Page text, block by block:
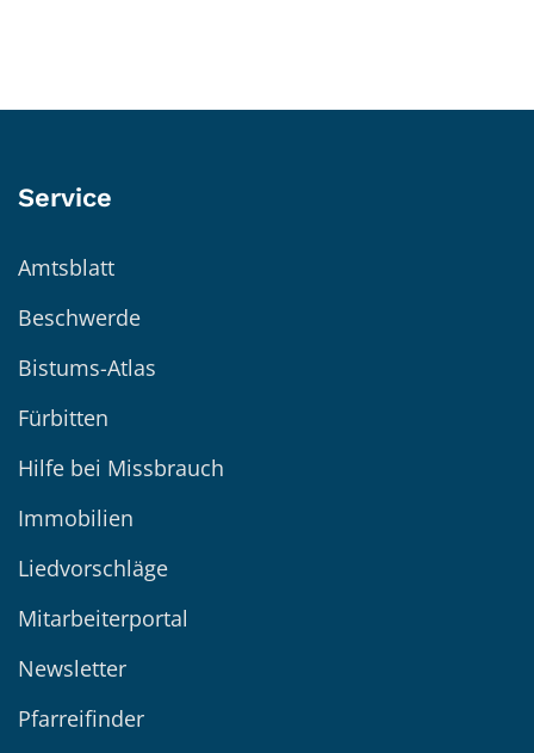
Service
Amtsblatt
Beschwerde
Bistums-Atlas
Fürbitten
Hilfe bei Missbrauch
Immobilien
Liedvorschläge
Mitarbeiterportal
Newsletter
Pfarreifinder